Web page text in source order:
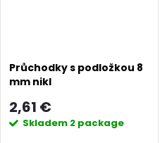
Průchodky s podložkou 8
mm nikl
2,61 €
Skladem 2 package